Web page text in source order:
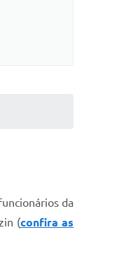
da
(confira as